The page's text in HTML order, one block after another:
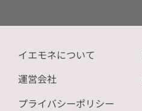
イエモネについて
運営会社
プライバシーポリシー